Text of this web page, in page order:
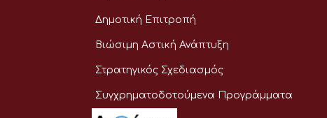
Δημοτική Επιτροπή
Βιώσιμη Αστική Ανάπτυξη
Στρατηγικός Σχεδιασμός
Συγχρηματοδοτούμενα Προγράμματα